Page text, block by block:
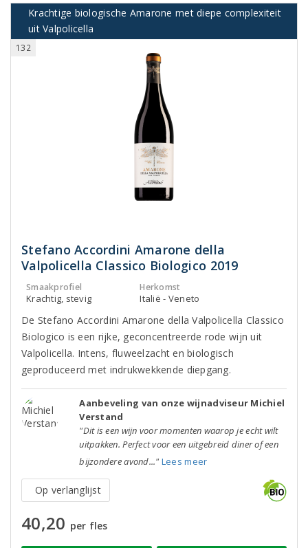
Krachtige biologische Amarone met diepe complexiteit
uit Valpolicella
132
Stefano Accordini Amarone della
Valpolicella Classico Biologico 2019
Smaakprofiel
Krachtig, stevig
Herkomst
Italië - Veneto
De Stefano Accordini Amarone della Valpolicella Classico
Biologico is een rijke, geconcentreerde rode wijn uit
Valpolicella. Intens, fluweelzacht en biologisch
geproduceerd met indrukwekkende diepgang.
Aanbeveling van onze wijnadviseur Michiel
Verstand
"Dit is een wijn voor momenten waarop je echt wilt
uitpakken. Perfect voor een uitgebreid diner of een
bijzondere avond..." Lees meer
Op verlanglijst
40,20 per fles